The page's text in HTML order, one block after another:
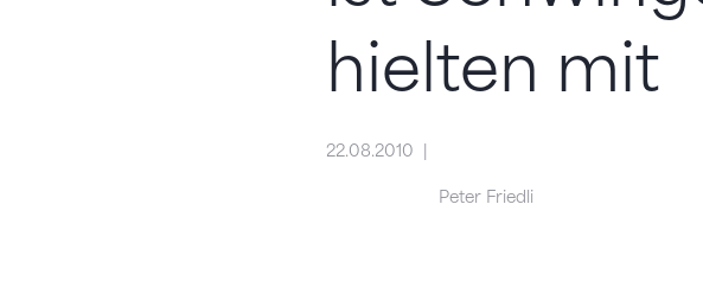
hielten mit
22.08.2010
Peter Friedli